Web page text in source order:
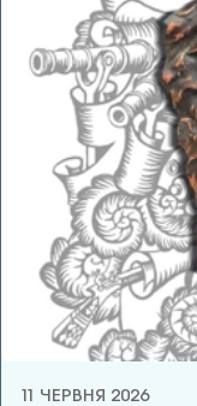
11 ЧЕРВНЯ 2026